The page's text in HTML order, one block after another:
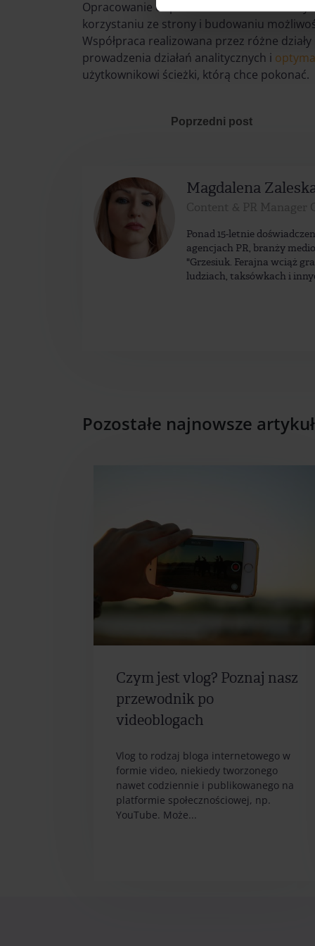
Opracowanie odpowiednich struktur nie
korzystaniu ze strony i budowaniu
Współpraca realizowana przez różne
prowadzenia działań analitycznych i
użytkownikowi ścieżki, którą chce pokonać.
Poprzedni post
Magdalena
Ponad 15-letnie
agencjach PR, branży
"Grzesiuk. Ferajna wciąż
ludziach, taksówkach i
Pozostałe najnowsze
Czym jest vlog? Poznaj nasz
przewodnik po
videoblogach
Vlog to rodzaj bloga internetowego w
formie video, niekiedy tworzonego
nawet codziennie i publikowanego na
platformie społecznościowej, np.
YouTube. Może...